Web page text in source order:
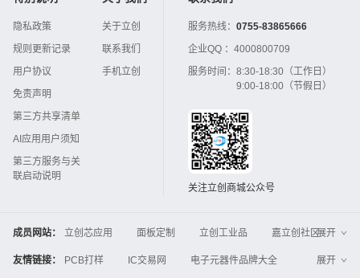
隐私政策
规则更新记录
用户协议
免责声明
第三方共享清单
AI应用用户须知
第三方服务与关
联启动说明
关于立创
联系我们
手机立创
服务热线： 0755-83865666
企业QQ ： 4000800709
服务时间： 8:30-18:30（工作日）
9:00-18:00（节假日）
关注立创商城公众号
成员网站： 立创芯应用 面板定制 立创工业品
嘉立创社区
3D打印
嘉立创FPC 嘉立创PCB
嘉立创FA
展开
友情链接： PCB打样 IC交易网
电子元器件品牌大全
展开